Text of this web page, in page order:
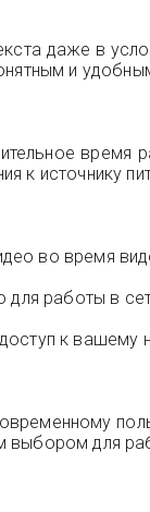
даже в
и
время
к источнику
во время
работы в
к вашему
выбором для